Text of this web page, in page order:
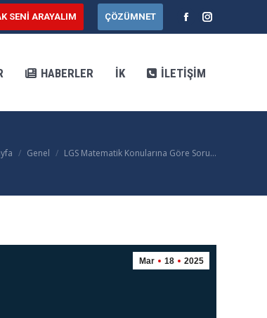
SENİ ARAYALIM ÇÖZÜMNET
FacebookInstagram
HABERLER İK İLETIŞIM
here:Genel LGS Matematik Konularına Göre Soru…
Mar 18 2025
HABERLER İK İLETIŞIM